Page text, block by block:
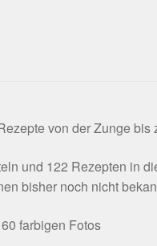
von der Zunge
und 122 Rezepten in
bisher noch nicht
farbigen Fotos